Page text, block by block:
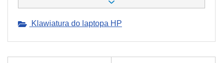
uszkodzona, polałeś ją płynem, który
swojej pozycji? Kup nową klawiaturę,
Oferujemy oryginalne klawiatury w
Klawiatura do laptopa HP